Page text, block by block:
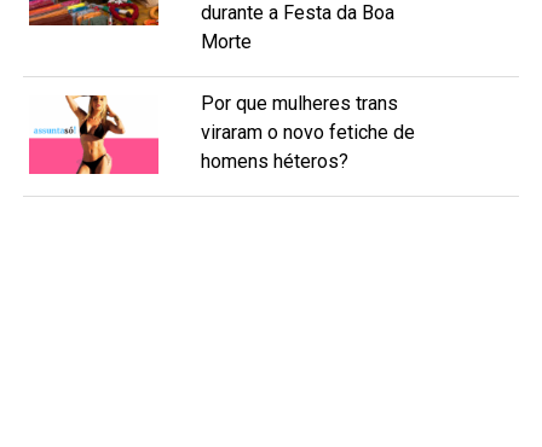
durante a Festa da Boa
Morte
Por que mulheres trans
viraram o novo fetiche de
homens héteros?